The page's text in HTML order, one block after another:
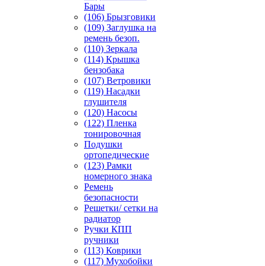
Бары
(106) Брызговики
(109) Заглушка на
ремень безоп.
(110) Зеркала
(114) Крышка
бензобака
(107) Ветровики
(119) Насадки
глушителя
(120) Насосы
(122) Пленка
тонировочная
Подушки
ортопедические
(123) Рамки
номерного знака
Ремень
безопасности
Решетки/ сетки на
радиатор
Ручки КПП
ручники
(113) Коврики
(117) Мухобойки